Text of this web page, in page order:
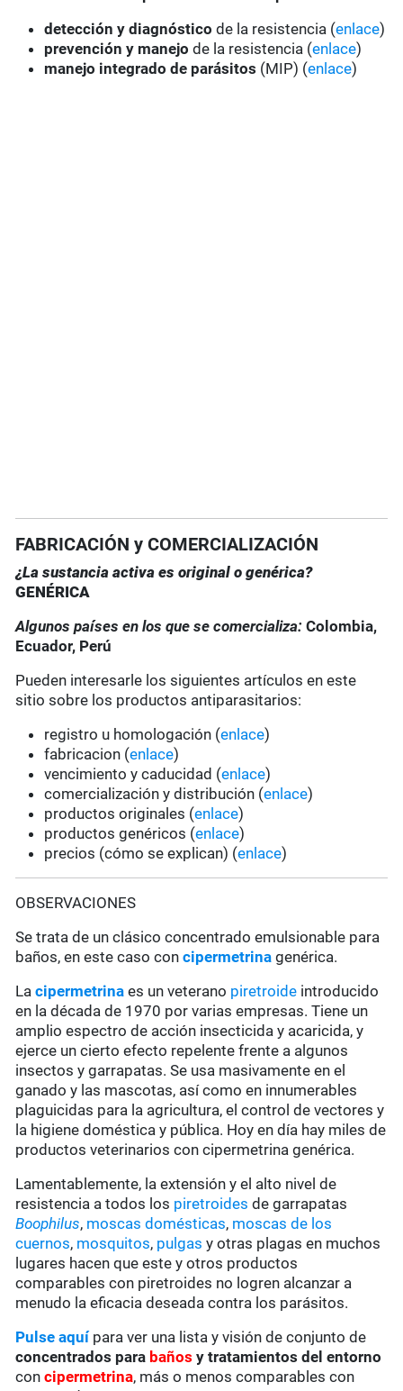
detección y diagnóstico de la resistencia (enlace)
prevención y manejo de la resistencia (enlace)
manejo integrado de parásitos (MIP) (enlace)
FABRICACIÓN y COMERCIALIZACIÓN
¿La sustancia activa es original o genérica?
GENÉRICA
Algunos países en los que se comercializa:Colombia,
Ecuador, Perú
Pueden interesarle los siguientes artículos en este
sitio sobre los productos antiparasitarios:
registro u homologación (enlace)
fabricacion (enlace)
vencimiento y caducidad (enlace)
comercialización y distribución (enlace)
productos originales (enlace)
productos genéricos (enlace)
precios (cómo se explican) (enlace)
OBSERVACIONES
Se trata de un clásico concentrado emulsionable para
baños, en este caso concipermetrinagenérica.
Lacipermetrinaes un veterano piretroide introducido
en la década de 1970 por varias empresas. Tiene un
amplio espectro de acción insecticida y acaricida, y
ejerce un cierto efecto repelente frente a algunos
insectos y garrapatas. Se usa masivamente en el
ganado y las mascotas, así como en innumerables
plaguicidas para la agricultura, el control de vectores y
la higiene doméstica y pública. Hoy en día hay miles de
productos veterinarios con cipermetrina genérica.
Lamentablemente, la extensión y el alto nivel de
resistencia a todos los piretroides de garrapatas
Boophilus, moscas domésticas, moscas de los
cuernos, mosquitos, pulgas y otras plagas en muchos
lugares hacen que este y otros productos
comparables con piretroides no logren alcanzar a
menudo la eficacia deseada contra los parásitos.
Pulse aquí para ver una lista y visión de conjunto de
concentrados para baños y tratamientos del entorno
concipermetrina, más o menos comparables con